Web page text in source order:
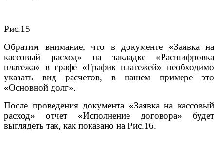
Рис.15
Обратим внимание, что в документе «Заявка на
кассовый расход» на закладке «Расшифровка
платежа» в графе «График платежей» необходимо
указать вид расчетов, в нашем примере это
«Основной долг».
После проведения документа «Заявка на кассовый
расход» отчет «Исполнение договора» будет
выглядеть так, как показано на Рис.16.